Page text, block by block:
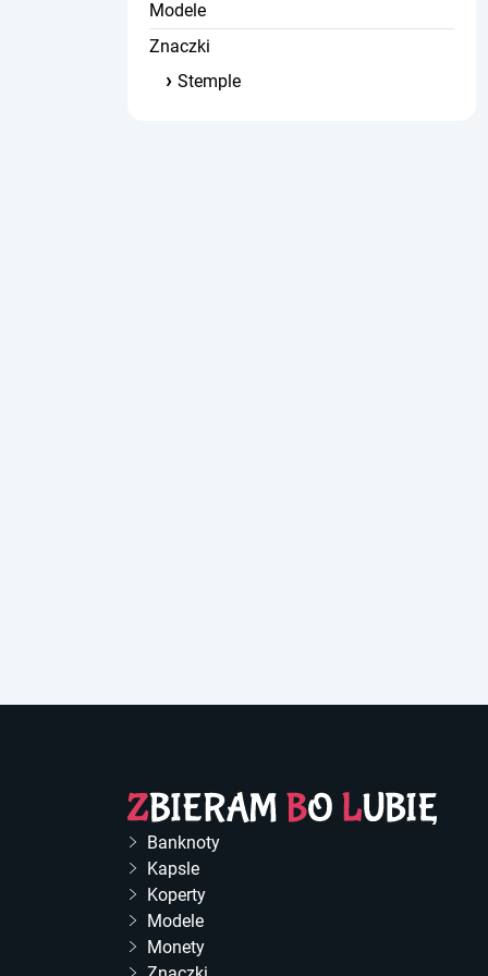
Modele
Znaczki
Stemple
Banknoty
Kapsle
Koperty
Modele
Monety